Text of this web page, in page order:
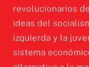
revolucionarios
ideas del
izquierda y la
sistema